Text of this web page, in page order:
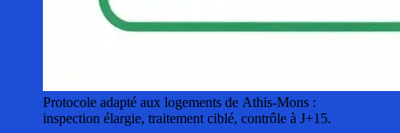
Protocole adapté aux logements de Athis-Mons :
inspection élargie, traitement ciblé, contrôle à J+15.